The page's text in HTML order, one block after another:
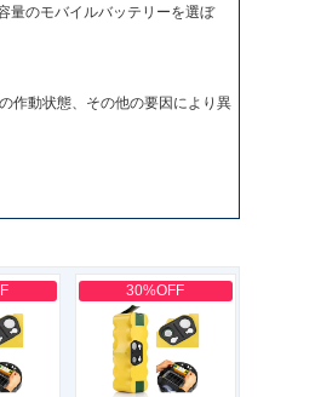
量のモバイルバッテリーを選ぼ
作動状態、その他の要因により異
30%OFF